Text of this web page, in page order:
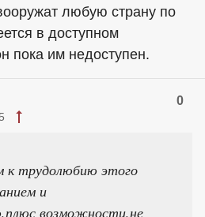
любую страну по
в доступном
пока им недоступен.
0
к трудолюбию этого
и
возможности,не